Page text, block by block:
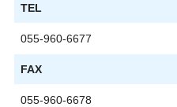
TEL
055-960-6677
FAX
055-960-6678